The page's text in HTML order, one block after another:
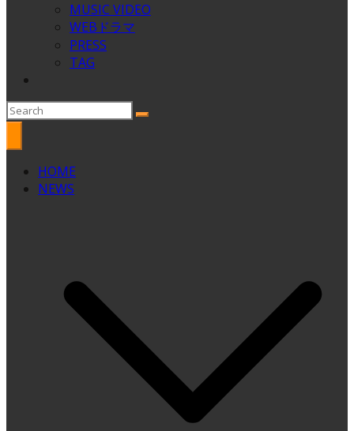
MUSIC VIDEO
WEBドラマ
PRESS
TAG
HOME
NEWS